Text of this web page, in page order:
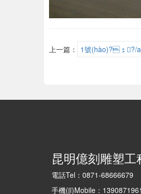
上一篇：
1號(hào)?；?/
昆明億刻雕塑工
電話Tel：0871-68666679
手機(jī)Mobile：